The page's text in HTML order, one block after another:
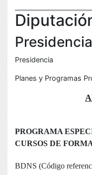
Presidencia
Planes y Programas
PROGRAMA
CURSOS DE
BDNS (Código